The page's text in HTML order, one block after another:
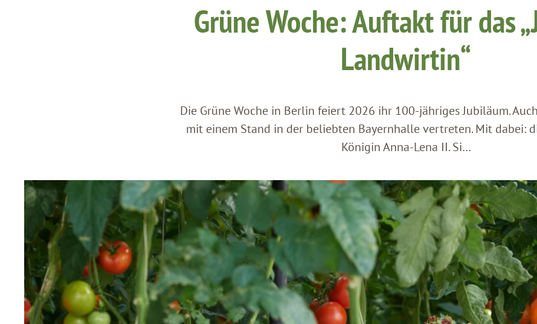
Grüne Woche: Auftakt für das
Landwirtin“
Die Grüne Woche in Berlin feiert 2026 ihr 100-jähriges Jubiläum.
mit einem Stand in der beliebten Bayernhalle vertreten. Mit dabei:
Königin Anna-Lena II. Si…